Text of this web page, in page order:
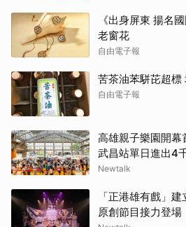
《出身屏東 揚名
老窗花
自由電子報
苦茶油苯駢芘超標
自由電子報
高雄親子樂園開
武昌站單日進出4
Newtalk
「正港雄有戲」
原創節目接力登場